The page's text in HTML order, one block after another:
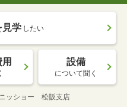
見学 したい
設備
について聞く
ニッショー 松阪支店